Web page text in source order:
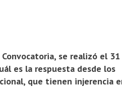
se realizó el 31
es la respuesta desde los
que tienen injerencia